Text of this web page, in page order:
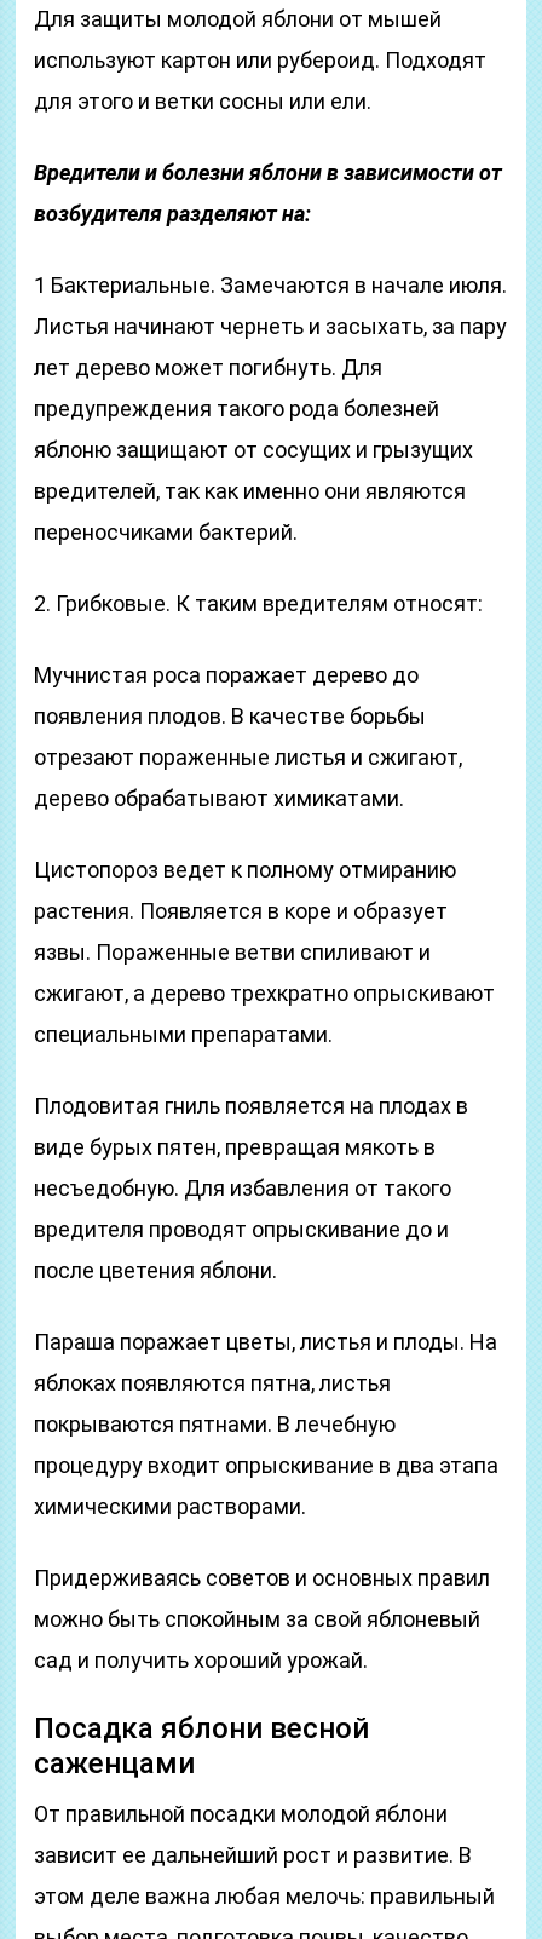
Для защиты молодой яблони от мышей
используют картон или рубероид. Подходят
для этого и ветки сосны или ели.
Вредители и болезни яблони в зависимости от
возбудителя разделяют на:
1 Бактериальные. Замечаются в начале июля.
Листья начинают чернеть и засыхать, за пару
лет дерево может погибнуть. Для
предупреждения такого рода болезней
яблоню защищают от сосущих и грызущих
вредителей, так как именно они являются
переносчиками бактерий.
2. Грибковые. К таким вредителям относят:
Мучнистая роса поражает дерево до
появления плодов. В качестве борьбы
отрезают пораженные листья и сжигают,
дерево обрабатывают химикатами.
Цистопороз ведет к полному отмиранию
растения. Появляется в коре и образует
язвы. Пораженные ветви спиливают и
сжигают, а дерево трехкратно опрыскивают
специальными препаратами.
Плодовитая гниль появляется на плодах в
виде бурых пятен, превращая мякоть в
несъедобную. Для избавления от такого
вредителя проводят опрыскивание до и
после цветения яблони.
Параша поражает цветы, листья и плоды. На
яблоках появляются пятна, листья
покрываются пятнами. В лечебную
процедуру входит опрыскивание в два этапа
химическими растворами.
Придерживаясь советов и основных правил
можно быть спокойным за свой яблоневый
сад и получить хороший урожай.
Посадка яблони весной
саженцами
От правильной посадки молодой яблони
зависит ее дальнейший рост и развитие. В
этом деле важна любая мелочь: правильный